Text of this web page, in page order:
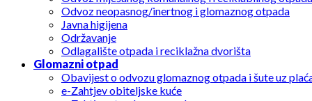
Odvoz neopasnog/inertnog i glomaznog otpada
Javna higijena
Održavanje
Odlagalište otpada i reciklažna dvorišta
Glomazni otpad
Obavijest o odvozu glomaznog otpada i šute uz
e-Zahtjev obiteljske kuće